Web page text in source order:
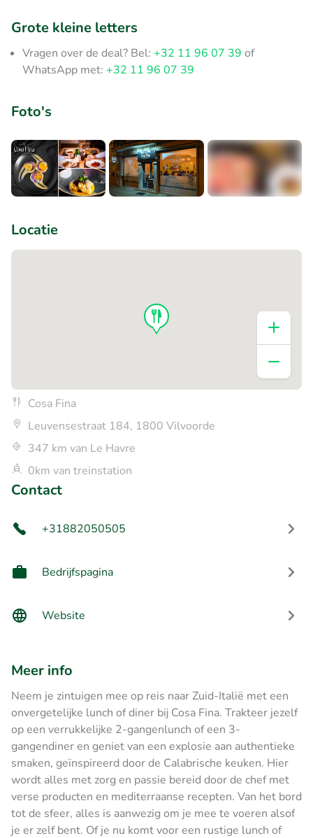
Grote kleine letters
Vragen over de deal? Bel: +32 11 96 07 39 of
WhatsApp met: +32 11 96 07 39
Foto's
Locatie
Cosa Fina
Leuvensestraat 184, 1800 Vilvoorde
347 km van Le Havre
0km van treinstation
Contact
+31882050505
Bedrijfspagina
Website
Meer info
Neem je zintuigen mee op reis naar Zuid-Italië met een
onvergetelijke lunch of diner bij Cosa Fina. Trakteer jezelf
op een verrukkelijke 2-gangenlunch of een 3-
gangendiner en geniet van een explosie aan authentieke
smaken, geïnspireerd door de Calabrische keuken. Hier
wordt alles met zorg en passie bereid door de chef met
verse producten en mediterraanse recepten. Van het bord
tot de sfeer, alles is aanwezig om je mee te voeren alsof
je er zelf bent. Of je nu komt voor een rustige lunch of